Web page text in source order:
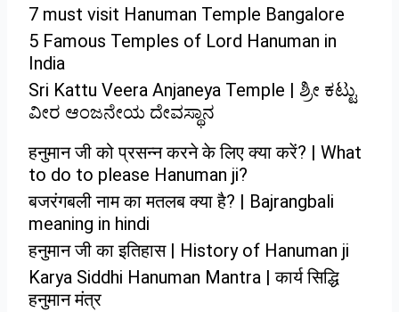
7 must visit Hanuman Temple Bangalore
5 Famous Temples of Lord Hanuman in
India
Sri Kattu Veera Anjaneya Temple | ಶ್ರೀ ಕಟ್ಟು
ವೀರ ಆಂಜನೇಯ ದೇವಸ್ಥಾನ
हनुमान जी को प्रसन्न करने के लिए क्या करें? | What
to do to please Hanuman ji?
बजरंगबली नाम का मतलब क्या है? | Bajrangbali
meaning in hindi
हनुमान जी का इतिहास | History of Hanuman ji
Karya Siddhi Hanuman Mantra | कार्य सिद्धि
हनुमान मंत्र